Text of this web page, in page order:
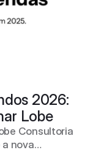
2026:
Lobe
Consultoria
nova